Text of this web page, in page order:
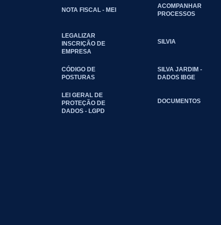
NOTA FISCAL - MEI
ACOMPANHAR
PROCESSOS
LEGALIZAR
INSCRIÇÃO DE
EMPRESA
SILVIA
CÓDIGO DE
POSTURAS
SILVA JARDIM -
DADOS IBGE
LEI GERAL DE
PROTEÇÃO DE
DADOS - LGPD
DOCUMENTOS